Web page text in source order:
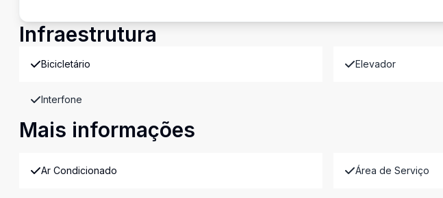
Infraestrutura
Bicicletário Elevador
Interfone
Mais informações
Ar Condicionado Área de Serviço